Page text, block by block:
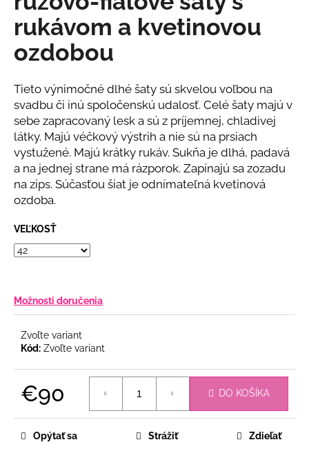
z
hviezdičiek.
rukávom a kvetinovou
ozdobou
Tieto výnimočné dlhé šaty sú skvelou voľbou na
svadbu či inú spoločenskú udalosť. Celé šaty majú v
sebe zapracovaný lesk a sú z príjemnej, chladivej
látky. Majú véčkový výstrih a nie sú na prsiach
vystužené. Majú krátky rukáv. Sukňa je dlhá, padavá
a na jednej strane má rázporok. Zapínajú sa zozadu
na zips. Súčasťou šiat je odnímateľná kvetinová
ozdoba.
VEĽKOSŤ
Možnosti doručenia
Zvoľte variant
Kód: Zvoľte variant
€90 DO KOŠÍKA
Opýtať sa Strážiť Zdieľať
m
e
CYKLÁMENOVÉ
VZOROVANÉ
ŠIFÓNOVÉ
ŠATY
S
OPASKOM
€79